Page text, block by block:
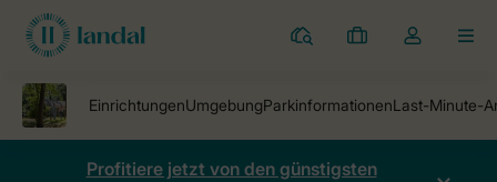
Ferienparks
Meine
Dropdown-
öffnen
Profitiere jetzt von den günstigsten